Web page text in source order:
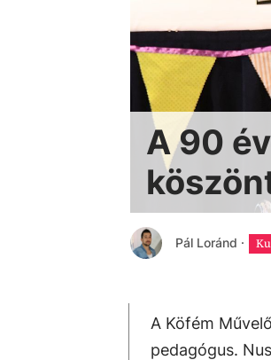
A 90
Pál Loránd ·
A Köfém
pedagógus.